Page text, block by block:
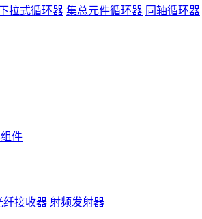
拉式循环器 集总元件循环器 同轴循环器
件
纤接收器 射频发射器